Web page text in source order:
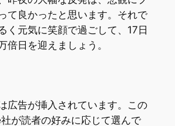
て良かったと思います。それで
く元気に笑顔で過ごして、17日
倍日を迎えましょう。
広告が挿入されています。この
が読者の好みに応じて選んで